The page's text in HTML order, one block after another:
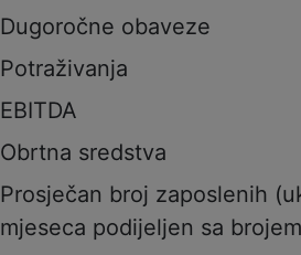
Dugoročne obaveze
Potraživanja
EBITDA
Obrtna sredstva
Prosječan broj zaposlenih
mjeseca podijeljen sa